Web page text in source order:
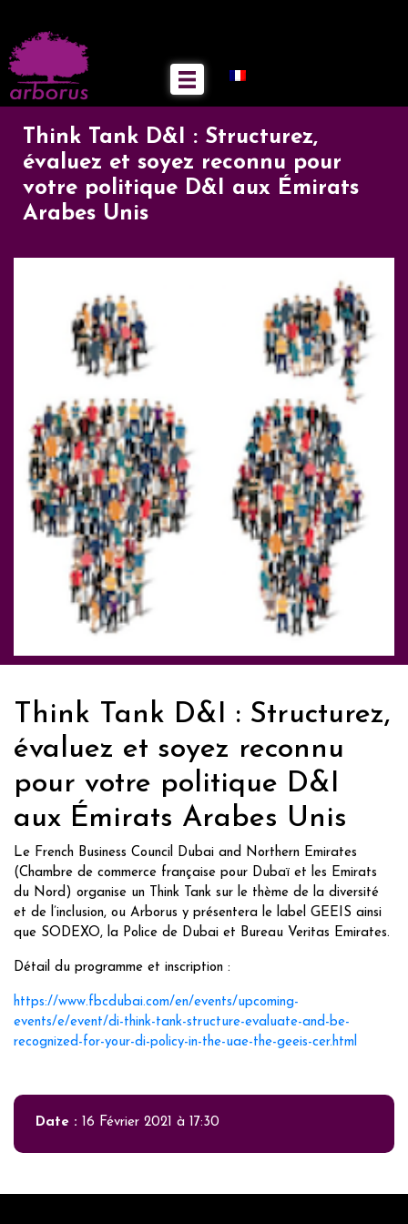
Think Tank D&I : Structurez,
évaluez et soyez reconnu pour
votre politique D&I aux Émirats
Arabes Unis
Think Tank D&I : Structurez,
évaluez et soyez reconnu
pour votre politique D&I
aux Émirats Arabes Unis
Le French Business Council Dubai and Northern Emirates
(Chambre de commerce française pour Dubaï et les Emirats
du Nord) organise un Think Tank sur le thème de la diversité
et de l’inclusion, ou Arborus y présentera le label GEEIS ainsi
que SODEXO, la Police de Dubai et Bureau Veritas Emirates.
Détail du programme et inscription :
https://www.fbcdubai.com/en/events/upcoming-
events/e/event/di-think-tank-structure-evaluate-and-be-
recognized-for-your-di-policy-in-the-uae-the-geeis-cer.html
Date : 16 Février 2021 à 17:30